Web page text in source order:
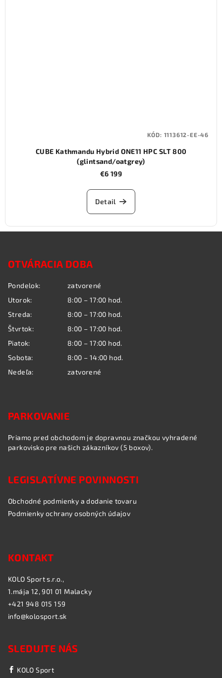
CUBE Kathmandu Hybrid ONE11 HPC SLT 800
(glintsand/oatgrey)
€6 199
Detail
KÓD: 1113612-EE-46
OTVÁRACIA DOBA
Pondelok:
zatvorené
Utorok:
8:00 – 17:00 hod.
Streda:
8:00 – 17:00 hod.
Štvrtok:
8:00 – 17:00 hod.
Piatok:
8:00 – 17:00 hod.
Sobota:
8:00 – 14:00 hod.
Nedeľa:
zatvorené
PARKOVANIE
Priamo pred obchodom je dopravnou značkou vyhradené
parkovisko pre našich zákazníkov (5 boxov).
LEGISLATÍVNE POVINNOSTI
Obchodné podmienky a dodanie tovaru
Podmienky ochrany osobných údajov
KONTAKT
KOLO Sport s.r.o.,
1.mája 12, 901 01 Malacky
+421 948 015 159
info@kolosport.sk
SLEDUJTE NÁS
KOLO Sport